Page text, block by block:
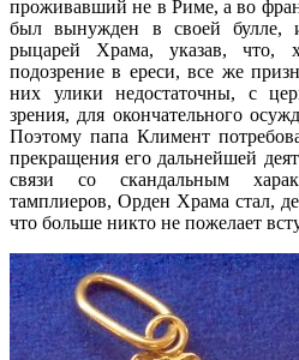
проживавший не в Риме, а во
был вынужден в своей булле,
рыцарей Храма, указав, что,
подозрение в ереси, все же
них улики недостаточны, с
зрения, для окончательного
Поэтому папа Климент
прекращения его дальнейшей
связи со скандальным
тамплиеров, Орден Храма стал,
что больше никто не пожелает